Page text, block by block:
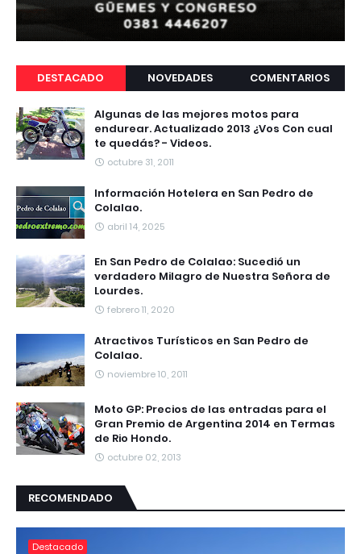
DESTACADO NOVEDADES COMENTARIOS
Algunas de las mejores motos para
endurear. Actualizado 2013 ¿Vos Con cual
te quedás? - Videos.
octubre 31, 2011
Información Hotelera en San Pedro de
Colalao.
abril 14, 2025
En San Pedro de Colalao: Sucedió un
verdadero Milagro de Nuestra Señora de
Lourdes.
febrero 11, 2020
Atractivos Turísticos en San Pedro de
Colalao.
noviembre 10, 2011
Moto GP: Precios de las entradas para el
Gran Premio de Argentina 2014 en Termas
de Rio Hondo.
octubre 02, 2013
RECOMENDADO
Destacado